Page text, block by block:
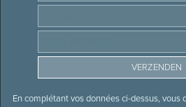
En complétant vos données ci-dessus, vous